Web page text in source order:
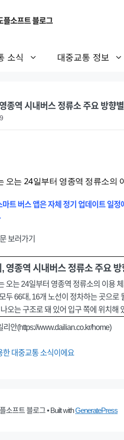
플소프트 블로그
소식 대중교통 정보
종역 시내버스 정류소 주요 방향
오는 24일부터 영종역 정류소의
트 버스 앱은 자체 정기 업데이트 일정
보러가기
, 영종역 시내버스 정류소 주요
오는 24일부터 영종역 정류소의 이용
두 66대, 16개 노선이 정차하는 곳으로
오는 구조로 돼 있어 입구 쪽에 위치해
리안(https://www.dailian.co.kr/home)
한 대중교통 소식이에요
소프트 블로그• Built withGeneratePress